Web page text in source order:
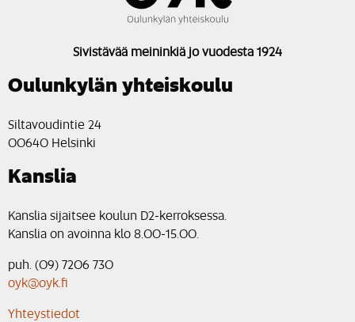
Sivistävää meininkiä jo vuodesta 1924
Oulunkylän yhteiskoulu
Siltavoudintie 24
00640 Helsinki
Kanslia
Kanslia sijaitsee koulun D2-kerroksessa.
Kanslia on avoinna klo 8.00-15.00.
puh. (09) 7206 730
oyk@oyk.fi
Yhteystiedot